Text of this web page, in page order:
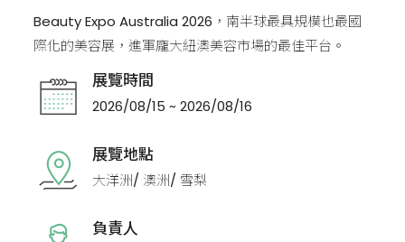
Beauty Expo Australia 2026，南半球最具規模也最國
際化的美容展，進軍龐大紐澳美容市場的最佳平台。
展覽時間
2026/08/15 ~ 2026/08/16
展覽地點
大洋洲/ 澳洲/ 雪梨
負責人